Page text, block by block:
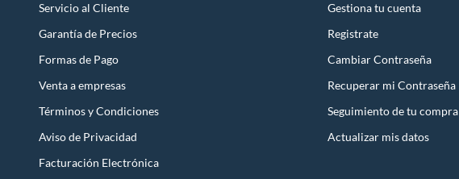
Servicio al Cliente
Garantía de Precios
Formas de Pago
Venta a empresas
Términos y Condiciones
Aviso de Privacidad
Facturación Electrónica
Gestiona tu cuenta
Registrate
Cambiar Contraseña
Recuperar mi Contraseña
Seguimiento de tu compra
Actualizar mis datos